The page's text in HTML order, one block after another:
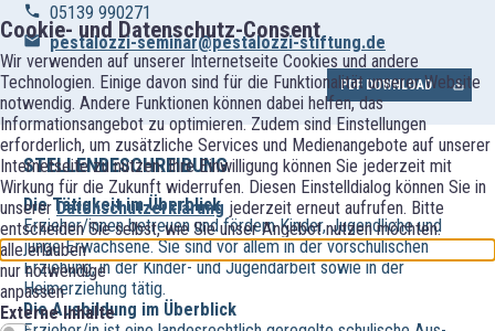
Cookie- und Datenschutz-Consent
Wir verwenden auf unserer Internetseite Cookies und andere
Technologien. Einige davon sind für die Funktionalität unserer Website
notwendig. Andere Funktionen können dabei helfen, das
Informationsangebot zu optimieren. Zudem sind Einstellungen
erforderlich, um zusätzliche Services und Medienangebote auf unserer
Internetseite zu nutzen. Ihre Einwilligung können Sie jederzeit mit
Wirkung für die Zukunft widerrufen. Diesen Einstelldialog können Sie in
unserer Datenschutzerklärung jederzeit erneut aufrufen. Bitte
entscheiden Sie selbst, wie Sie unser Angebot nutzen möchten.
alle erlauben
nur notwendige
anpassen
Externe Inhalte
05139 990271
pestalozzi-seminar@pestalozzi-stiftung.de
PDF DOWNLOAD
STELLENBESCHREIBUNG
Die Tätigkeit im Überblick
Erzieher/innen betreuen und fördern Kinder, Jugendliche und
junge Erwachsene. Sie sind vor allem in der vorschulischen
Erziehung, in der Kinder- und Jugendarbeit sowie in der
Heimerziehung tätig.
Die Ausbildung im Überblick